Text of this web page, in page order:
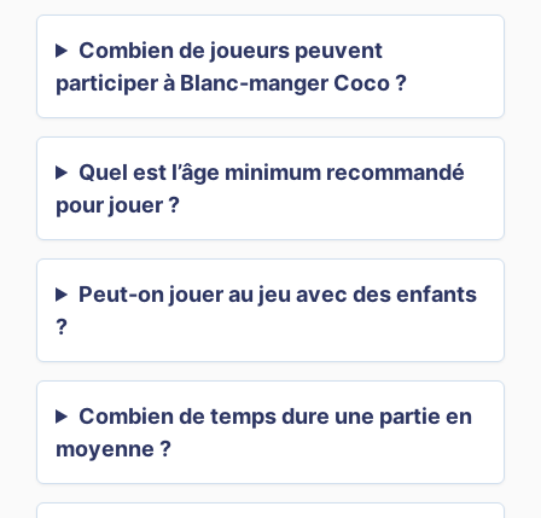
Combien de joueurs peuvent
participer à Blanc-manger Coco ?
Quel est l’âge minimum recommandé
pour jouer ?
Peut-on jouer au jeu avec des enfants
?
Combien de temps dure une partie en
moyenne ?